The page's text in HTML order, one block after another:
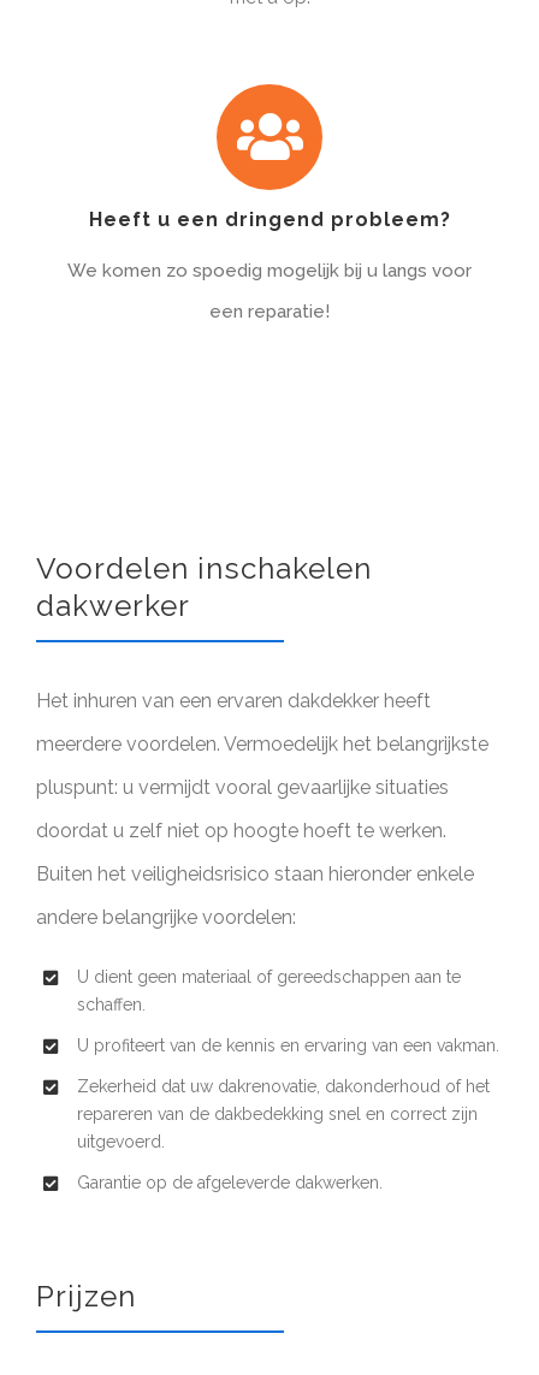
Heeft u een dringend probleem?
We komen zo spoedig mogelijk bij u langs voor
een reparatie!
Voordelen inschakelen
dakwerker
Het inhuren van een ervaren dakdekker heeft
meerdere voordelen. Vermoedelijk het belangrijkste
pluspunt: u vermijdt vooral gevaarlijke situaties
doordat u zelf niet op hoogte hoeft te werken.
Buiten het veiligheidsrisico staan hieronder enkele
andere belangrijke voordelen:
U dient geen materiaal of gereedschappen aan te
schaffen.
U profiteert van de kennis en ervaring van een vakman.
Zekerheid dat uw dakrenovatie, dakonderhoud of het
repareren van de dakbedekking snel en correct zijn
uitgevoerd.
Garantie op de afgeleverde dakwerken.
Prijzen